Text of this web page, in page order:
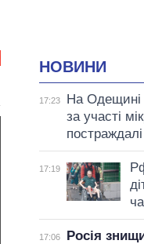
НОВИНИ
17:23
На
за участі
постраждалі
17:19
17:06
Росія